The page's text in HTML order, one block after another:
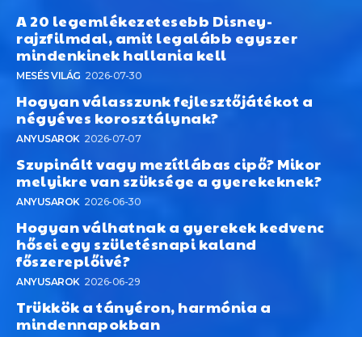
A 20 legemlékezetesebb Disney-
rajzfilmdal, amit legalább egyszer
mindenkinek hallania kell
MESÉS VILÁG 2026-07-30
Hogyan válasszunk fejlesztőjátékot a
négyéves korosztálynak?
ANYUSAROK 2026-07-07
Szupinált vagy mezítlábas cipő? Mikor
melyikre van szüksége a gyerekeknek?
ANYUSAROK 2026-06-30
Hogyan válhatnak a gyerekek kedvenc
hősei egy születésnapi kaland
főszereplőivé?
ANYUSAROK 2026-06-29
Trükkök a tányéron, harmónia a
mindennapokban